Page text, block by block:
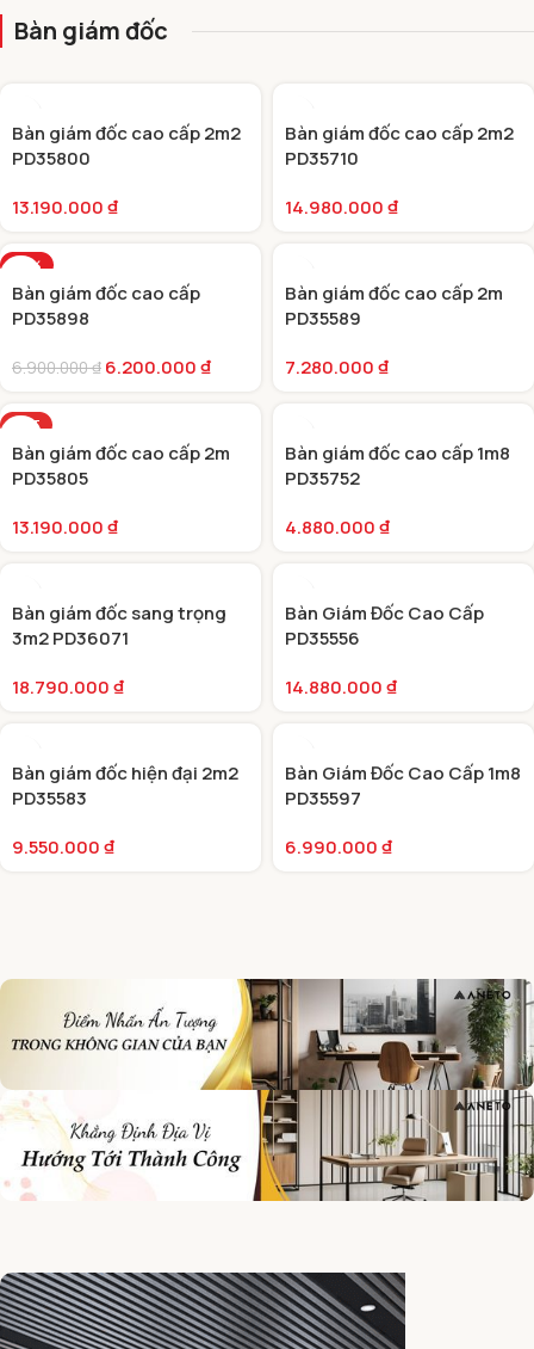
BÀN GIÁM ĐỐC HIỆN ĐẠI
Bàn giám đốc
Bàn giám đốc cao cấp 2m2
PD35800
13.190.000₫
Bàn giám đốc cao cấp 2m2
PD35710
14.980.000₫
-10%
Bàn giám đốc cao cấp
PD35898
6.900.000₫ 6.200.000₫
Bàn giám đốc cao cấp 2m
PD35589
7.280.000₫
HOT
Bàn giám đốc cao cấp 2m
PD35805
13.190.000₫
Bàn giám đốc cao cấp 1m8
PD35752
4.880.000₫
Bàn giám đốc sang trọng
3m2 PD36071
18.790.000₫
Bàn Giám Đốc Cao Cấp
PD35556
14.880.000₫
Bàn giám đốc hiện đại 2m2
PD35583
9.550.000₫
Bàn Giám Đốc Cao Cấp 1m8
PD35597
6.990.000₫